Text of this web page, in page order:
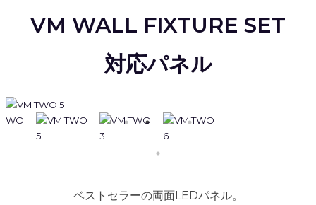
VM WALL FIXTURE SET
対応パネル
ベストセラーの両面LEDパネル。